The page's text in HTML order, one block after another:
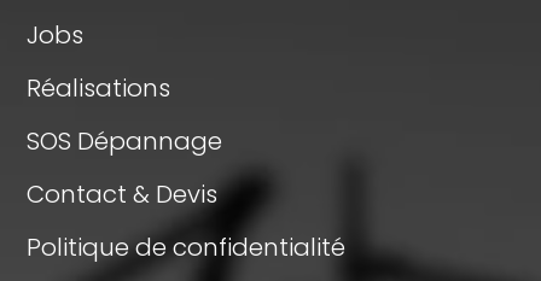
Jobs
Réalisations
SOS Dépannage
Contact & Devis
Politique de confidentialité